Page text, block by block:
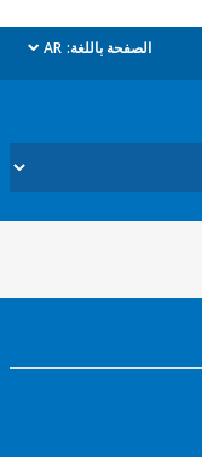
الصفحة باللغة: AR
dropdown